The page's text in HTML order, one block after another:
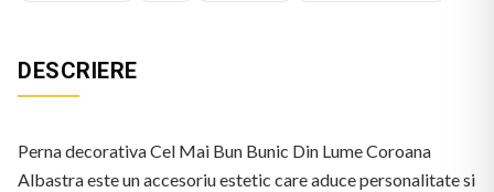
DESCRIERE
Perna decorativa Cel Mai Bun Bunic Din Lume Coroana
Albastra este un accesoriu estetic care aduce personalitate si